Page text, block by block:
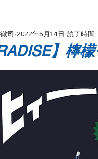
情報 パッケージ
】檸
司 2022年5月14日 読了時間